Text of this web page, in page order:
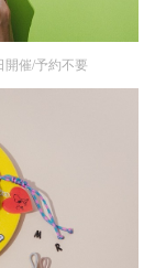
催/予約不要